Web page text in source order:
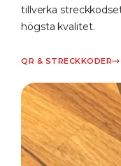
tillverka
högsta kvalitet.
QR & STRECKKODER